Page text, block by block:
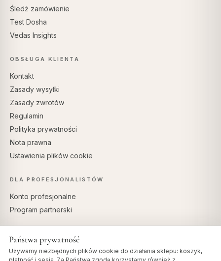
Śledź zamówienie
Test Dosha
Vedas Insights
OBSŁUGA KLIENTA
Kontakt
Zasady wysyłki
Zasady zwrotów
Regulamin
Polityka prywatności
Nota prawna
Ustawienia plików cookie
DLA PROFESJONALISTÓW
Konto profesjonalne
Program partnerski
BEZPIECZNE PŁATNOŚCI
Państwa prywatność
Używamy niezbędnych plików cookie do działania sklepu: koszyk,